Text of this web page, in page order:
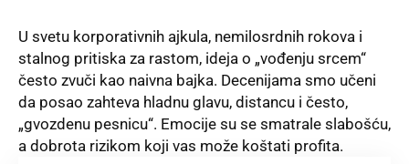
U svetu korporativnih ajkula, nemilosrdnih rokova i
stalnog pritiska za rastom, ideja o „vođenju srcem“
često zvuči kao naivna bajka. Decenijama smo učeni
da posao zahteva hladnu glavu, distancu i često,
„gvozdenu pesnicu“. Emocije su se smatrale slabošću,
a dobrota rizikom koji vas može koštati profita.